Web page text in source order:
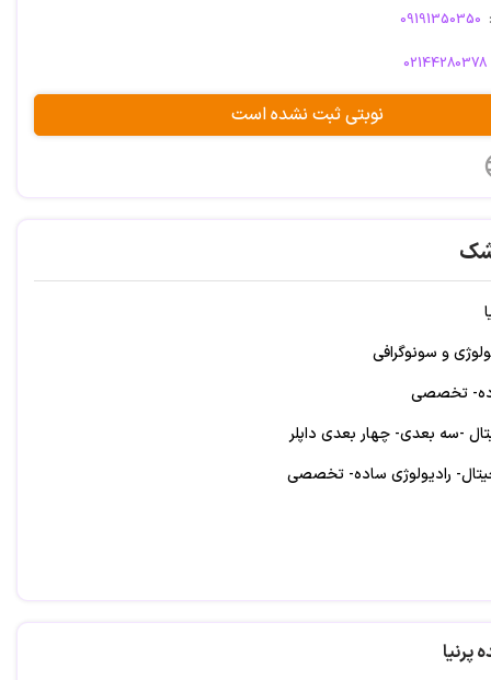
09191350350
02144280378
نوبتی ثبت نشده است
و سونوگرافی
تخصصی
-سه بعدی- چهار بعدی داپلر
رادیولوژی ساده- تخصصی
پرنیا